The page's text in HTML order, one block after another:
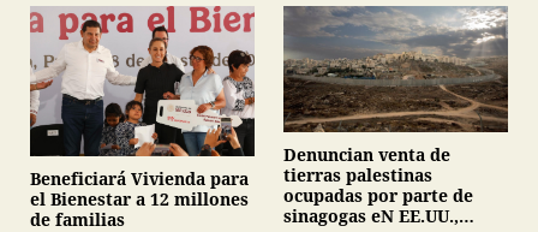
Beneficiará Vivienda para
el Bienestar a 12 millones
de familias
Denuncian venta de
tierras palestinas
ocupadas por parte de
sinagogas eN EE.UU.,